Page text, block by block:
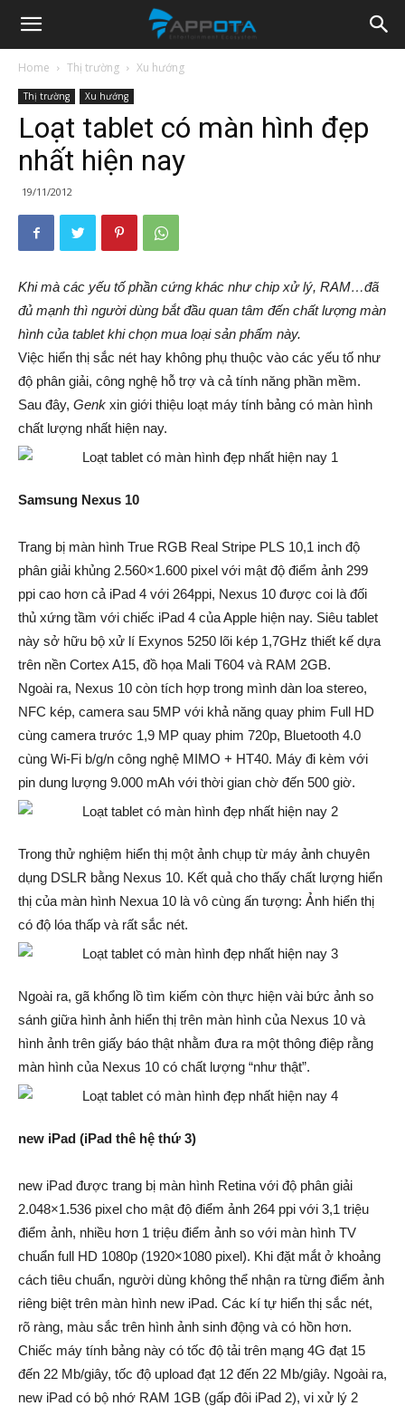
Appota
News
Home Thị trường Xu hướng
Thị trường Xu hướng
Loạt tablet có màn hình đẹp
nhất hiện nay
19/11/2012
Khi mà các yếu tố phần cứng khác như chip xử lý, RAM…đã
đủ mạnh thì người dùng bắt đầu quan tâm đến chất lượng màn
hình của tablet khi chọn mua loại sản phẩm này.
Việc hiển thị sắc nét hay không phụ thuộc vào các yếu tố như
độ phân giải, công nghệ hỗ trợ và cả tính năng phần mềm.
Sau đây, Genk xin giới thiệu loạt máy tính bảng có màn hình
chất lượng nhất hiện nay.
Samsung Nexus 10
Trang bị màn hình True RGB Real Stripe PLS 10,1 inch độ
phân giải khủng 2.560×1.600 pixel với mật độ điểm ảnh 299
ppi cao hơn cả iPad 4 với 264ppi, Nexus 10 được coi là đối
thủ xứng tầm với chiếc iPad 4 của Apple hiện nay. Siêu tablet
này sở hữu bộ xử lí Exynos 5250 lõi kép 1,7GHz thiết kế dựa
trên nền Cortex A15, đồ họa Mali T604 và RAM 2GB.
Ngoài ra, Nexus 10 còn tích hợp trong mình dàn loa stereo,
NFC kép, camera sau 5MP với khả năng quay phim Full HD
cùng camera trước 1,9 MP quay phim 720p, Bluetooth 4.0
cùng Wi-Fi b/g/n công nghệ MIMO + HT40. Máy đi kèm với
pin dung lượng 9.000 mAh với thời gian chờ đến 500 giờ.
Trong thử nghiệm hiển thị một ảnh chụp từ máy ảnh chuyên
dụng DSLR bằng Nexus 10. Kết quả cho thấy chất lượng hiển
thị của màn hình Nexua 10 là vô cùng ấn tượng: Ảnh hiển thị
có độ lóa thấp và rất sắc nét.
Ngoài ra, gã khổng lồ tìm kiếm còn thực hiện vài bức ảnh so
sánh giữa hình ảnh hiển thị trên màn hình của Nexus 10 và
hình ảnh trên giấy báo thật nhằm đưa ra một thông điệp rằng
màn hình của Nexus 10 có chất lượng “như thật”.
new iPad (iPad thê hệ thứ 3)
new iPad được trang bị màn hình Retina với độ phân giải
2.048×1.536 pixel cho mật độ điểm ảnh 264 ppi với 3,1 triệu
điểm ảnh, nhiều hơn 1 triệu điểm ảnh so với màn hình TV
chuẩn full HD 1080p (1920×1080 pixel). Khi đặt mắt ở khoảng
cách tiêu chuẩn, người dùng không thể nhận ra từng điểm ảnh
riêng biệt trên màn hình new iPad. Các kí tự hiển thị sắc nét,
rõ ràng, màu sắc trên hình ảnh sinh động và có hồn hơn.
Chiếc máy tính bảng này có tốc độ tải trên mạng 4G đạt 15
đến 22 Mb/giây, tốc độ upload đạt 12 đến 22 Mb/giây. Ngoài ra,
new iPad có bộ nhớ RAM 1GB (gấp đôi iPad 2), vi xử lý 2